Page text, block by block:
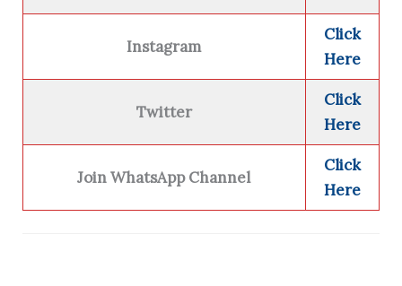
Instagram
Click
Here
Twitter
Click
Here
Join WhatsApp Channel
Click
Here